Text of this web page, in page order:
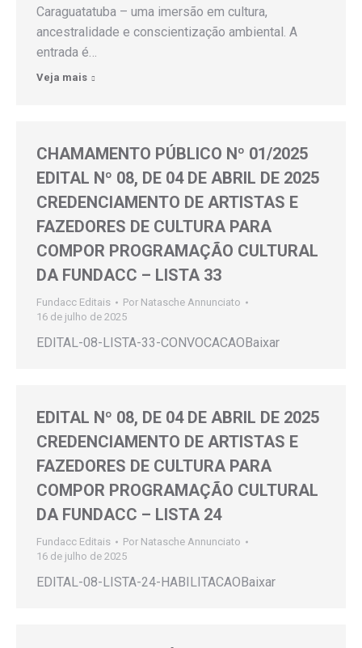
Caraguatatuba – uma imersão em cultura,
ancestralidade e conscientização ambiental. A
entrada é…
Veja mais
CHAMAMENTO PÚBLICO Nº 01/2025
EDITAL Nº 08, DE 04 DE ABRIL DE 2025
CREDENCIAMENTO DE ARTISTAS E
FAZEDORES DE CULTURA PARA
COMPOR PROGRAMAÇÃO CULTURAL
DA FUNDACC – LISTA 33
Fundacc Editais Por Natasche Annunciato
16 de julho de 2025
EDITAL-08-LISTA-33-CONVOCACAOBaixar
EDITAL Nº 08, DE 04 DE ABRIL DE 2025
CREDENCIAMENTO DE ARTISTAS E
FAZEDORES DE CULTURA PARA
COMPOR PROGRAMAÇÃO CULTURAL
DA FUNDACC – LISTA 24
Fundacc Editais Por Natasche Annunciato
16 de julho de 2025
EDITAL-08-LISTA-24-HABILITACAOBaixar